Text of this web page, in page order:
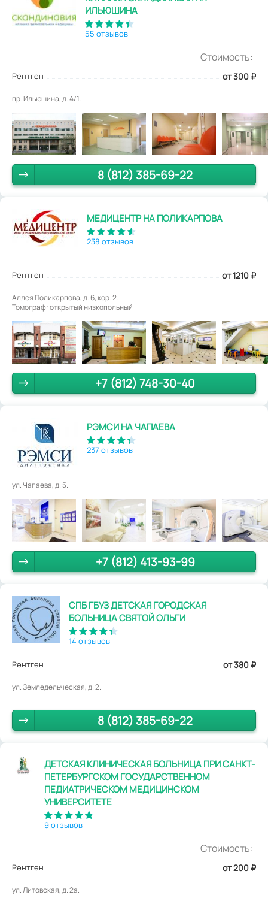
ИЛЬЮШИНА
55 отзывов
Стоимость:
Рентген от 300 ₽
пр. Ильюшина, д. 4/1.
8 (812) 385-69-22
МЕДИЦЕНТР НА ПОЛИКАРПОВА
238 отзывов
Рентген от 1210 ₽
Аллея Поликарпова, д. 6, кор. 2.
Томограф: открытый низкопольный
+7 (812) 748-30-40
РЭМСИ НА ЧАПАЕВА
237 отзывов
ул. Чапаева, д. 5.
+7 (812) 413-93-99
СПБ ГБУЗ ДЕТСКАЯ ГОРОДСКАЯ
БОЛЬНИЦА СВЯТОЙ ОЛЬГИ
14 отзывов
Рентген от 380 ₽
ул. Земледельческая, д. 2.
8 (812) 385-69-22
ДЕТСКАЯ КЛИНИЧЕСКАЯ БОЛЬНИЦА ПРИ САНКТ-
ПЕТЕРБУРГСКОМ ГОСУДАРСТВЕННОМ
ПЕДИАТРИЧЕСКОМ МЕДИЦИНСКОМ
УНИВЕРСИТЕТЕ
9 отзывов
Стоимость:
Рентген от 200 ₽
ул. Литовская, д. 2а.